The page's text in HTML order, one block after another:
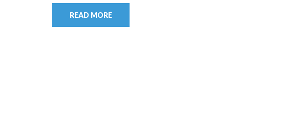
READ MORE